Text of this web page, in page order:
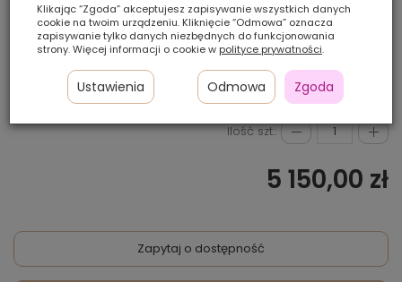
sandyblonde/rooted
lightbernstein/rooted
Ilość szt.:
5 150,00 zł
Zapytaj o dostępność
Klikając “Zgoda” akceptujesz zapisywanie wszystkich danych
cookie na twoim urządzeniu. Kliknięcie “Odmowa” oznacza
zapisywanie tylko danych niezbędnych do funkcjonowania
strony. Więcej informacji o cookie w polityce prywatności.
Ustawienia Odmowa Zgoda